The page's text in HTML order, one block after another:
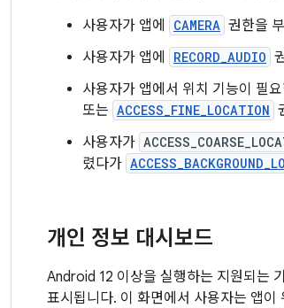
사용자가 앱에
CAMERA 권한을
사용자가 앱에
RECORD_AUDIO
사용자가 앱에서 위치 기능이 필
또는 ACCESS_FINE_LOCATION
사용자가
렸다가
개인 정보 대시보드
Android 12 이상을 실행하는 지원되는
표시됩니다. 이 화면에서 사용자는 앱